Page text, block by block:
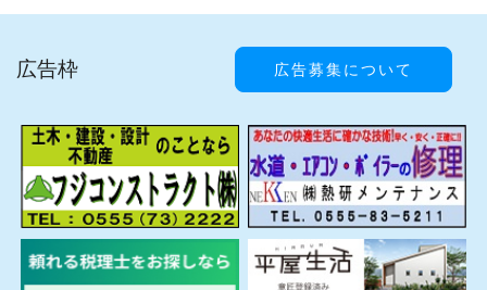
広告枠 広告募集について